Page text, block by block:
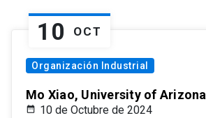
10 OCT
Organización Industrial
Mo Xiao, University of Arizona
10 de Octubre de 2024